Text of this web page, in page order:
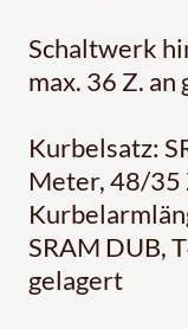
Schaltwerk
max. 36 Z.
Kurbelsatz:
Meter, 48/35
SRAM DUB,
gelagert